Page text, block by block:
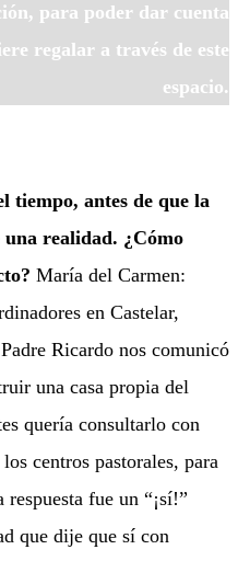
para poder dar cuenta
regalar a través de este
espacio.
tiempo, antes de que la
una realidad. ¿Cómo
María del Carmen:
en Castelar,
Ricardo nos comunicó
una casa propia del
quería consultarlo con
centros pastorales, para
fue un “¡sí!”
que dije que sí con